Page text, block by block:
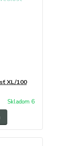
XL/100
Skladom 6